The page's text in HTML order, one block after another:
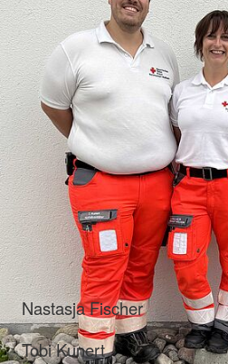
Nastasja Fischer
Tobi Kunert